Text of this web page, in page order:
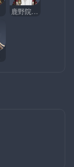
鹿野院平藏